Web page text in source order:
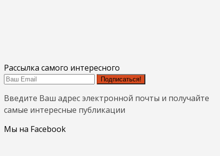
Рассылка самого интересного
Подписаться!
Введите Ваш адрес электронной почты и получайте
самые интересные публикации
Мы на Facebook